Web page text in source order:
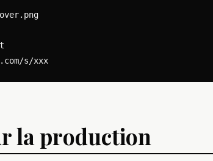
la production